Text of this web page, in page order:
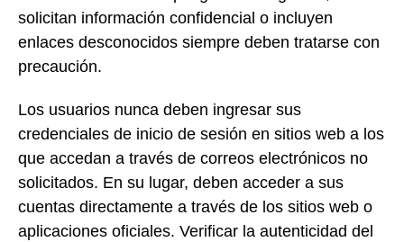
solicitan información confidencial o incluyen
enlaces desconocidos siempre deben tratarse con
precaución.
Los usuarios nunca deben ingresar sus
credenciales de inicio de sesión en sitios web a los
que accedan a través de correos electrónicos no
solicitados. En su lugar, deben acceder a sus
cuentas directamente a través de los sitios web o
aplicaciones oficiales. Verificar la autenticidad del